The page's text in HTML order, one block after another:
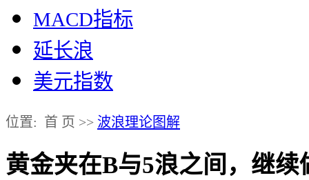
MACD指标
延长浪
美元指数
位置: 首 页 >> 波浪理论图解
黄金夹在B与5浪之间，继续